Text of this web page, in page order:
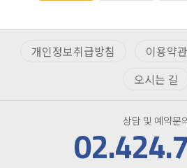
개인정보취급방침 이용약관
오시는 길
상담 및 예약문